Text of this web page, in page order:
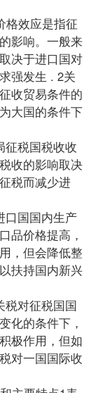
效应是指征
影响。一般来
决于进口国对
强发生 . 2关
收贸易条件的
大国的条件下
税国税收收
收的影响取决
税而减少进
国国内生产
品价格提高，
，但会降低整
扶持国内新兴
对征税国国
化的条件下，
极作用，但如
对一国国际收